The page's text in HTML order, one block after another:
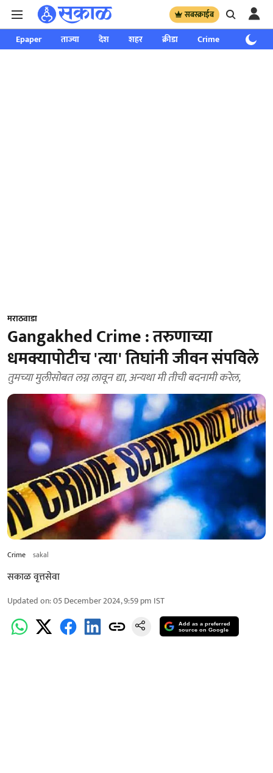
सबस्क्राईब
Epaper ताज्या देश शहर क्रीडा Crime साप्ताहिक
मराठवाडा
Gangakhed Crime : तरुणाच्या
धमक्यापोटीच 'त्या' तिघांनी जीवन संपविले
तुमच्या मुलीसोबत लग्न लावून द्या, अन्यथा मी तीची बदनामी करेल,
Crime sakal
सकाळ वृत्तसेवा
Updated on:05 December 2024, 9:59 pm IST
Add as a preferred
source on Google